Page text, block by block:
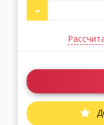
-